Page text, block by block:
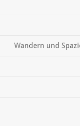
Wandern und